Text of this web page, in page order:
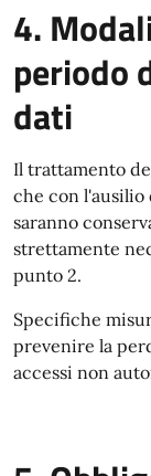
4.
periodo
dati
Il trattamento
che con
saranno
strettamente
punto 2.
Specifiche
prevenire la
accessi non